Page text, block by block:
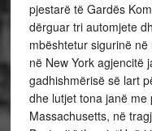
pjestarë të Gardës
dërguar tri automjete
mbështetur sigurinë
në New York agjencitë
gadhishmërisë së lart
dhe lutjet tona janë me
Massachusetts, në